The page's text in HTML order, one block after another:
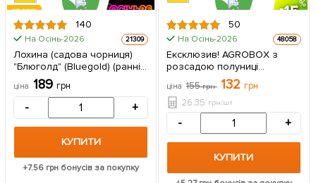
ХІТ РОКУ
140
На Осінь-2026 21309
Лохина (садова чорниця)
"Блюголд" (Bluegold) (ранній
термін дозрівання,
зимостійкий і стійкий до
упаковці
ціна 189грн
- +
КУПИТИ
+7.56 грн бонусів за покупку
15
ЦІНА ЗА
5шт
50
На Осінь-2026 48058
Ексклюзив! AGROBOX з
розсадою полуниці
королівського смаку 5 шт в
упаковці
ціна 155грн 132 грн
26.35 грн/шт
- +
КУПИТИ